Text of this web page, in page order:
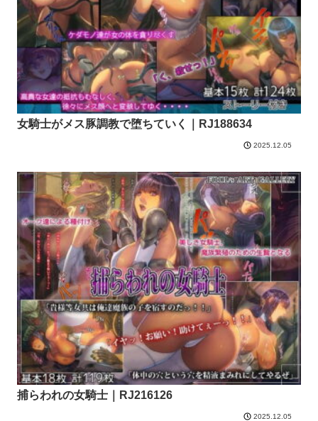
女騎士がメス豚調教で堕ちていく｜RJ188634
2025.12.05
捕らわれの女騎士｜RJ216126
2025.12.05